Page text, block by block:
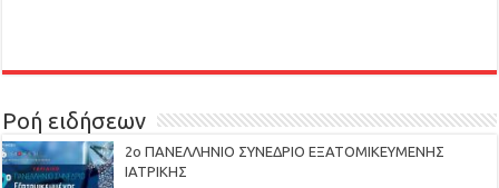
Ροή ειδήσεων
2ο ΠΑΝΕΛΛΗΝΙΟ ΣΥΝΕΔΡΙΟ ΕΞΑΤΟΜΙΚΕΥΜΕΝΗΣ
ΙΑΤΡΙΚΗΣ